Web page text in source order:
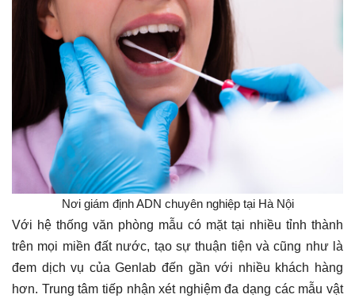
Nơi giám định ADN chuyên nghiệp tại Hà Nội
Với hệ thống văn phòng mẫu có mặt tại nhiều tỉnh thành
trên mọi miền đất nước, tạo sự thuận tiện và cũng như là
đem dịch vụ của Genlab đến gần với nhiều khách hàng
hơn. Trung tâm tiếp nhận xét nghiệm đa dạng các mẫu vật